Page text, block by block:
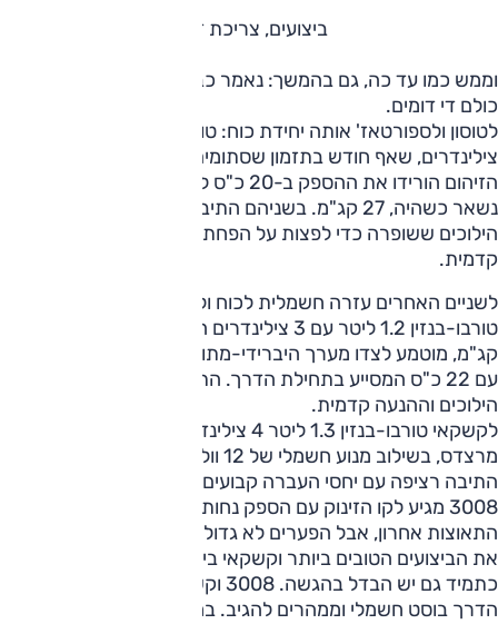
ביצועים, צריכת דלק
וממש כמו עד כה, גם בהמשך: נאמר כבר עכשיו שהביצועים של
כולם די דומים.
צילינדרים, שאף חודש בתזמון שסתומים עדכני, אבל תקנות
הילוכים ששופרה כדי לפצות על הפחתת ההספק וההנעה נותרה
קדמית.
הילוכים וההנעה קדמית.
לקשקאי טורבו-בנזין 1.3 ליטר 4 צילינדרים שפותח בשיתוף
התיבה רציפה עם יחסי העברה קבועים וגם כאן ההנעה קדמית.
3008 מגיע לקו הזינוק עם הספק נחות, והוא גם סיים את
התאוצות אחרון, אבל הפערים לא גדולים מהקוראניות שהעניקו
את הביצועים הטובים ביותר וקשקאי ביניהם.
כתמיד גם יש הבדל בהגשה. 3008 וקשקאי מקבלים בתחילת
הדרך בוסט חשמלי וממהרים להגיב. במקביל התיבה הקוראנית